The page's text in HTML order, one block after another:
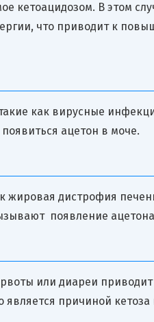
кетоацидозом. В этом
что приводит к
как вирусные
ацетон в моче.
жировая дистрофия
появление
или диареи
является причиной